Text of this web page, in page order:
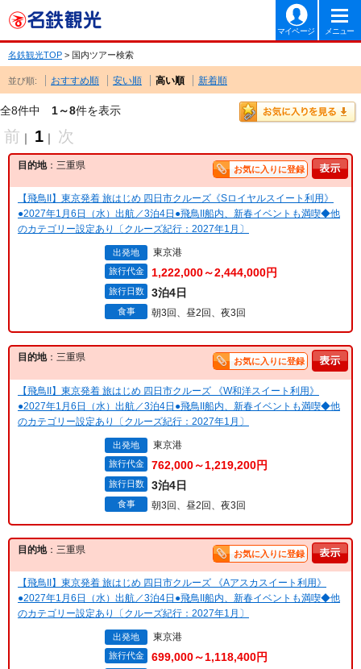
マイページ メニュー
名鉄観光TOP > 国内ツアー検索
並び順: おすすめ順 安い順 高い順 新着順
全8件中 1～8件を表示
前 ｜ 1 ｜ 次
目的地：三重県 お気に入りに登録
【飛鳥II】東京発着 旅はじめ 四日市クルーズ《Sロイヤルスイート利用》
●2027年1月6日（水）出航／3泊4日●飛鳥II船内、新春イベントも満喫◆他
のカテゴリー設定あり〔クルーズ紀行：2027年1月〕
出発地 東京港
旅行代金 1,222,000～2,444,000円
旅行日数 3泊4日
食事 朝3回、昼2回、夜3回
目的地：三重県 お気に入りに登録
【飛鳥II】東京発着 旅はじめ 四日市クルーズ 《W和洋スイート利用》
●2027年1月6日（水）出航／3泊4日●飛鳥II船内、新春イベントも満喫◆他
のカテゴリー設定あり〔クルーズ紀行：2027年1月〕
出発地 東京港
旅行代金 762,000～1,219,200円
旅行日数 3泊4日
食事 朝3回、昼2回、夜3回
目的地：三重県 お気に入りに登録
【飛鳥II】東京発着 旅はじめ 四日市クルーズ 《Aアスカスイート利用》
●2027年1月6日（水）出航／3泊4日●飛鳥II船内、新春イベントも満喫◆他
のカテゴリー設定あり〔クルーズ紀行：2027年1月〕
出発地 東京港
旅行代金 699,000～1,118,400円